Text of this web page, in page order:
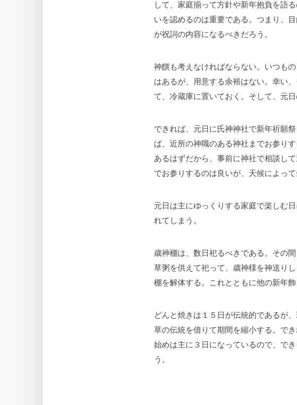
して、家庭揃って方針や新年抱負を語
いを認めるのは重要である。つまり、
が祝詞の内容になるべきだろう。
神饌も考えなければならない。いつも
はあるが、用意する余裕はない。幸い
て、冷蔵庫に置いておく。そして、元
できれば、元日に氏神神社で新年祈願
ば、近所の神職のある神社までお参り
あるはずだから、事前に神社で相談し
でお参りするのは良いが、天候によっ
元日は主にゆっくりする家庭で楽しむ
れてしまう。
歳神棚は、数日祀るべきである。その
草粥を供えて祀って、歳神様を神送り
棚を解体する。これとともに他の新年飾
どんと焼きは１５日が伝統的であるが
草の伝統を借りて期間を縮小する。で
始めは主に３日になっているので、で
う。